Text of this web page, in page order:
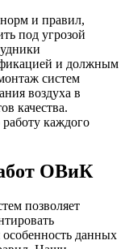
и правил,
под угрозой
и должным
систем
воздуха в
качества.
каждого
ОВиК
позволяет
данных